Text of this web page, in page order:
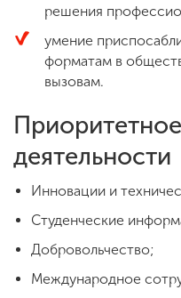
решения
умение
форматам в
вызовам.
деятельности
Инновации и
Студенческие
Добровольчество;
Международное